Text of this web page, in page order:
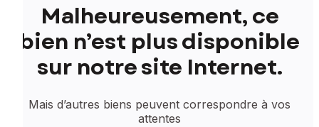
Malheureusement, ce
bien n’est plus disponible
sur notre site Internet.
Mais d’autres biens peuvent correspondre à vos
attentes